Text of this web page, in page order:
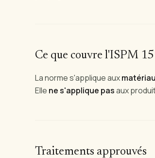
Ce que couvre l'ISPM 15
La norme s'applique aux
Elle ne s'applique pasaux
Traitements approuvés